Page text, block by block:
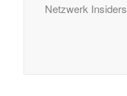
Netzwerk